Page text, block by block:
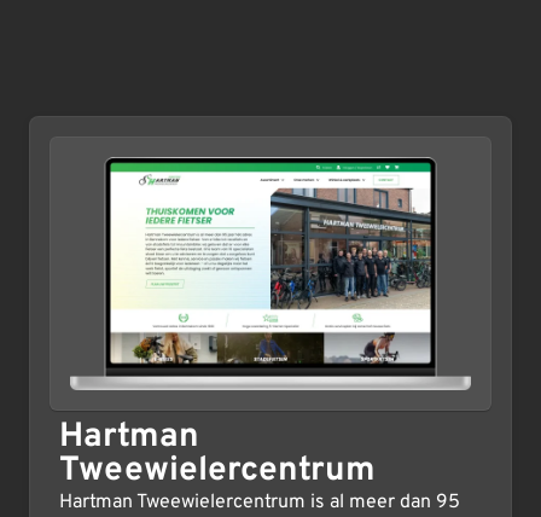
Hartman
Tweewielercentrum
Hartman Tweewielercentrum is al meer dan 95